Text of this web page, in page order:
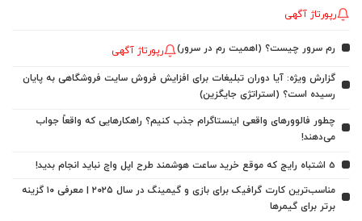
رپورتاژ آگهی
رم سرور چیست؟ (اهمیت رم در سرور) رپورتاژ آگهی
گزارش ویژه: آیا دوران تبلیغات برای افزایش فروش سایت فروشگاهی به پایان
رسیده است؟ (استراتژی جایگزین)
چطور فالوورهای واقعی اینستاگرام جذب کنیم؟ راهکارهایی که واقعاً جواب
می‌دهند!
5 اشتباه رایج که موقع خرید ساعت هوشمند طرح اپل واچ نباید انجام بدید!
مناسب‌ترین کارت گرافیک برای بازی و گیمینگ در سال ۲۰۲۵ | معرفی ۱۰ گزینه
برتر برای گیمرها